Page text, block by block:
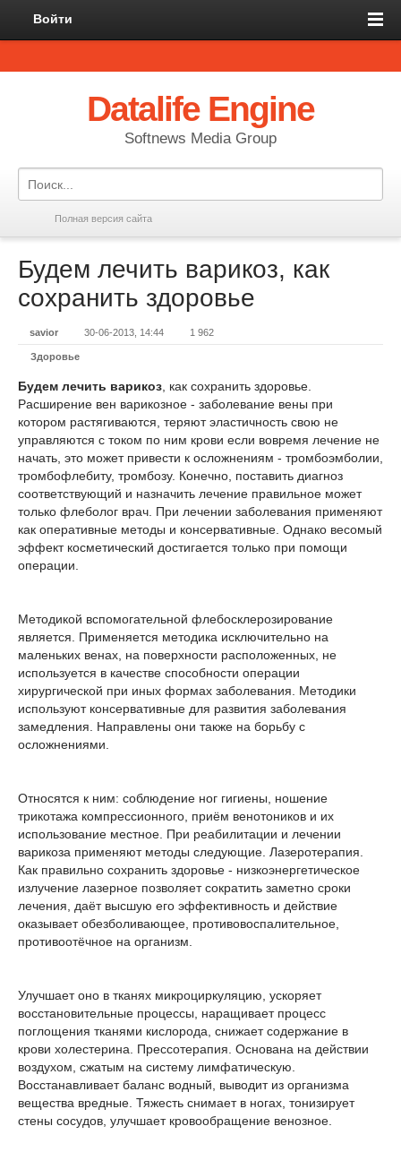
Войти
Datalife Engine
Softnews Media Group
Полная версия сайта
Будем лечить варикоз, как
сохранить здоровье
savior 30-06-2013, 14:44 1 962
Здоровье
Будем лечить варикоз , как сохранить здоровье.
Расширение вен варикозное - заболевание вены при
котором растягиваются, теряют эластичность свою не
управляются с током по ним крови если вовремя лечение не
начать, это может привести к осложнениям - тромбоэмболии,
тромбофлебиту, тромбозу. Конечно, поставить диагноз
соответствующий и назначить лечение правильное может
только флеболог врач. При лечении заболевания применяют
как оперативные методы и консервативные. Однако весомый
эффект косметический достигается только при помощи
операции.
Методикой вспомогательной флебосклерозирование
является. Применяется методика исключительно на
маленьких венах, на поверхности расположенных, не
используется в качестве способности операции
хирургической при иных формах заболевания. Методики
используют консервативные для развития заболевания
замедления. Направлены они также на борьбу с
осложнениями.
Относятся к ним: соблюдение ног гигиены, ношение
трикотажа компрессионного, приём венотоников и их
использование местное. При реабилитации и лечении
варикоза применяют методы следующие. Лазеротерапия.
Как правильно сохранить здоровье - низкоэнергетическое
излучение лазерное позволяет сократить заметно сроки
лечения, даёт высшую его эффективность и действие
оказывает обезболивающее, противовоспалительное,
противоотёчное на организм.
Улучшает оно в тканях микроциркуляцию, ускоряет
восстановительные процессы, наращивает процесс
поглощения тканями кислорода, снижает содержание в
крови холестерина. Прессотерапия. Основана на действии
воздухом, сжатым на систему лимфатическую.
Восстанавливает баланс водный, выводит из организма
вещества вредные. Тяжесть снимает в ногах, тонизирует
стены сосудов, улучшает кровообращение венозное.